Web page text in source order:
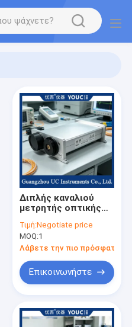
Διπλής καναλιού
μετρητής οπτικής
κύματος
βαθμονόμησης
850/980/1310/1490/
Τιμή:Negotiate price
MOQ:1
Λάβετε την πιο πρόσφατη
Επικοινωνήστε